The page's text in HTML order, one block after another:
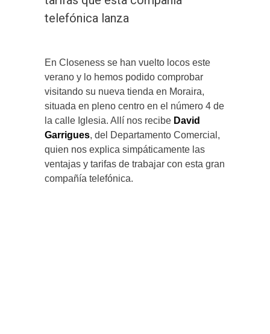
telefónica lanza
En Closeness se han vuelto locos este
verano y lo hemos podido comprobar
visitando su nueva tienda en Moraira,
situada en pleno centro en el número 4 de
la calle Iglesia. Allí nos recibe David
Garrigues, del Departamento Comercial,
quien nos explica simpáticamente las
ventajas y tarifas de trabajar con esta gran
compañía telefónica.